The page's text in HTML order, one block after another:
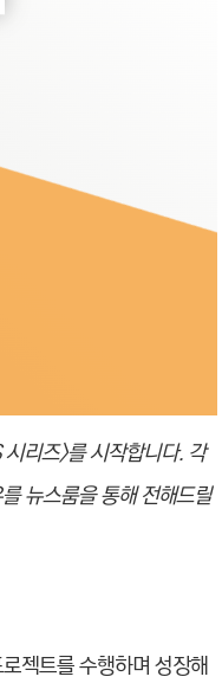
리즈>를 시작합니다. 각
뉴스룸을 통해 전해드릴
젝트를 수행하며 성장해